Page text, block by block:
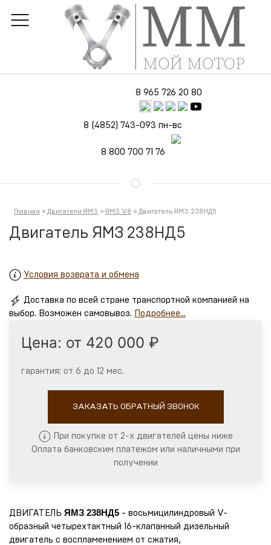
8 965 726 20 80
8 (4852) 743-093 пн-вс
8 800 700 71 76
Главная » Двигатели ЯМЗ » ЯМЗ V8 » Двигатель ЯМЗ 238НД5
Двигатель ЯМЗ 238НД5
Условия возврата и обмена
Доставка по всей стране транспортной компанией на
выбор. Возможен самовывоз. Подробнее...
Цена: от 420 000 ₽
гарантия: от 6 до 12 мес.
ЗАКАЗАТЬ ОБРАТНЫЙ ЗВОНОК
При покупке от 2-х двигателей цены ниже
Оплата банковским платежом или наличными при
получении
ДВИГАТЕЛЬ ЯМЗ 238НД5 - восьмицилиндровый V-
образный четырехтактный 16-клапанный дизельный
двигатель с воспламенением от сжатия,